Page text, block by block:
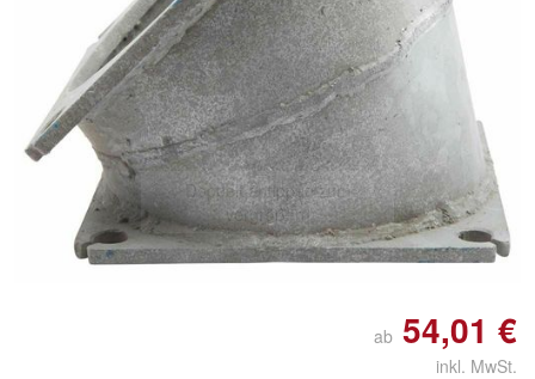
Doppelt antippen zum
vergrößern
ab 54,01 €
inkl. MwSt.